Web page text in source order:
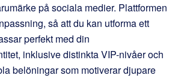
på sociala medier. Plattformen
så att du kan utforma ett
perfekt med din
inklusive distinkta VIP-nivåer och
belöningar som motiverar djupare